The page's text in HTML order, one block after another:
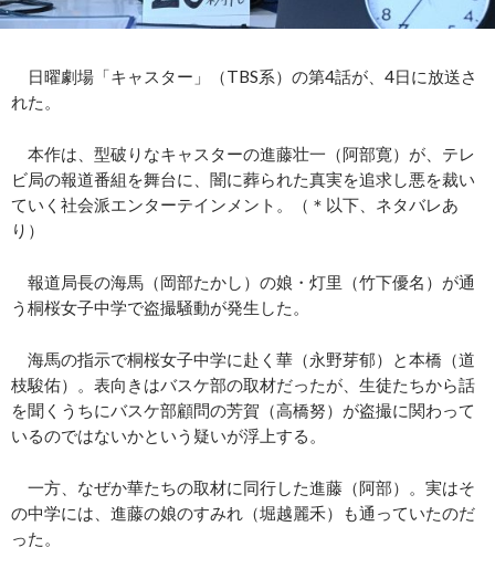
日曜劇場「キャスター」（TBS系）の第4話が、4日に放送さ
れた。
本作は、型破りなキャスターの進藤壮一（阿部寛）が、テレ
ビ局の報道番組を舞台に、闇に葬られた真実を追求し悪を裁い
ていく社会派エンターテインメント。（＊以下、ネタバレあ
り）
報道局長の海馬（岡部たかし）の娘・灯里（竹下優名）が通
う桐桜女子中学で盗撮騒動が発生した。
海馬の指示で桐桜女子中学に赴く華（永野芽郁）と本橋（道
枝駿佑）。表向きはバスケ部の取材だったが、生徒たちから話
を聞くうちにバスケ部顧問の芳賀（高橋努）が盗撮に関わって
いるのではないかという疑いが浮上する。
一方、なぜか華たちの取材に同行した進藤（阿部）。実はそ
の中学には、進藤の娘のすみれ（堀越麗禾）も通っていたのだ
った。